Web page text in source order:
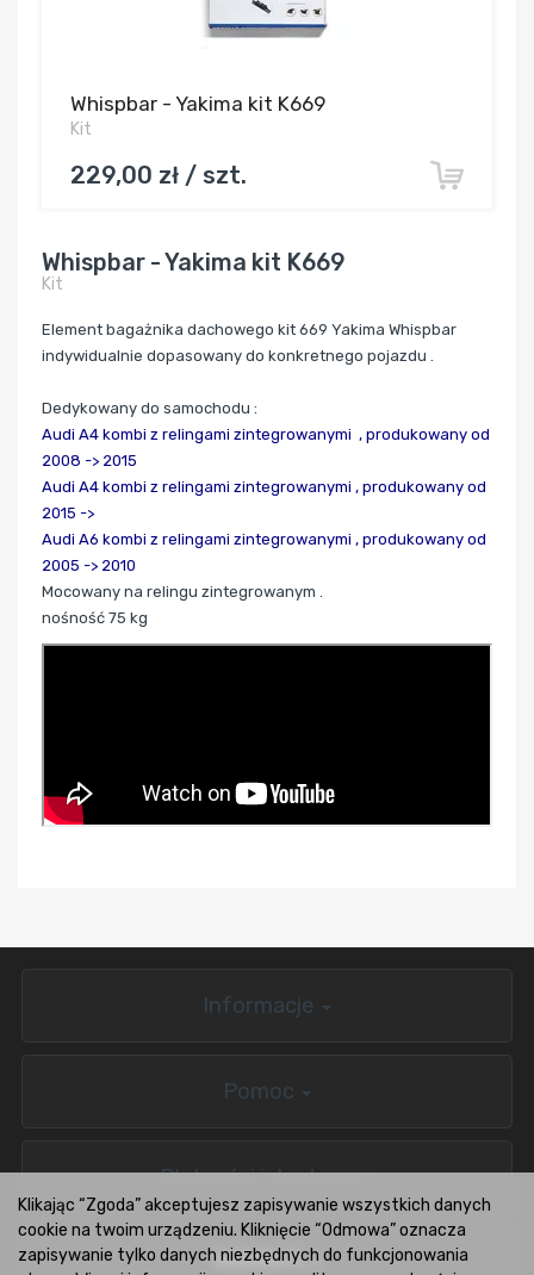
Whispbar - Yakima kit K669
Kit
229,00 zł / szt.
Whispbar - Yakima kit K669
Kit
Element bagażnika dachowego kit 669 Yakima Whispbar
indywidualnie dopasowany do konkretnego pojazdu .
Dedykowany do samochodu :
Audi A4 kombi z relingami zintegrowanymi , produkowany od
2008 -> 2015
Audi A4 kombi z relingami zintegrowanymi , produkowany od
2015 ->
Audi A6 kombi z relingami zintegrowanymi , produkowany od
2005 -> 2010
Mocowany na relingu zintegrowanym .
nośność 75 kg
Informacje
Pomoc
Płatności i dostawa
BOXCARS.PL
Klikając “Zgoda” akceptujesz zapisywanie wszystkich danych
cookie na twoim urządzeniu. Kliknięcie “Odmowa” oznacza
zapisywanie tylko danych niezbędnych do funkcjonowania